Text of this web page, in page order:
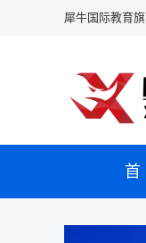
犀牛国际教育
首